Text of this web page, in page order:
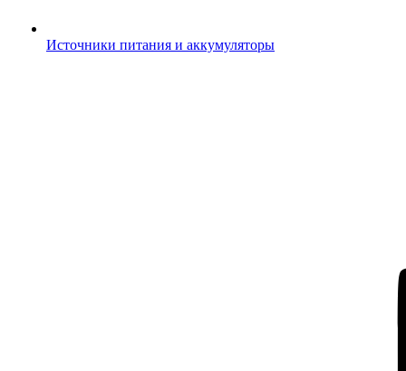
Источники питания и аккумуляторы